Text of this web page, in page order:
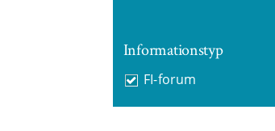
Informationstyp
FI-forum